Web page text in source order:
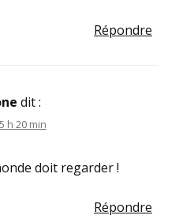
Répondre
dit :
h 20 min
doit regarder !
Répondre